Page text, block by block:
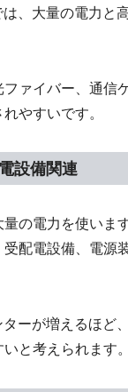
、大量の電力と
ァイバー、通信
やすいです。
設備関連
の電力を使います
配電設備、電源
ーが増えるほど
と考えられます。